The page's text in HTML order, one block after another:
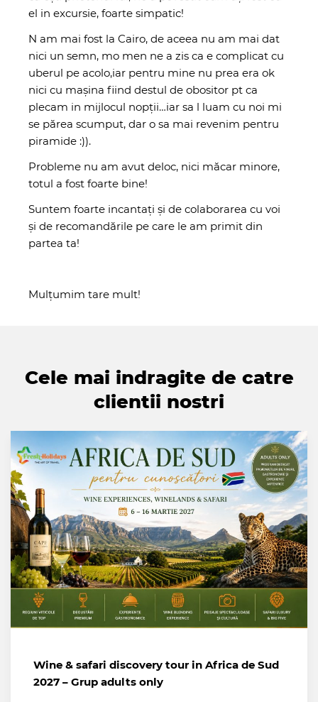
el in excursie, foarte simpatic!
N am mai fost la Cairo, de aceea nu am mai dat
nici un semn, mo men ne a zis ca e complicat cu
uberul pe acolo,iar pentru mine nu prea era ok
nici cu mașina fiind destul de obositor pt ca
plecam in mijlocul nopții…iar sa l luam cu noi mi
se părea scumput, dar o sa mai revenim pentru
piramide :)).
Probleme nu am avut deloc, nici măcar minore,
totul a fost foarte bine!
Suntem foarte incantați și de colaborarea cu voi
și de recomandările pe care le am primit din
partea ta!
Mulțumim tare mult!
Cele mai indragite de catre
clientii nostri
Wine & safari discovery tour in Africa de Sud
2027 – Grup adults only